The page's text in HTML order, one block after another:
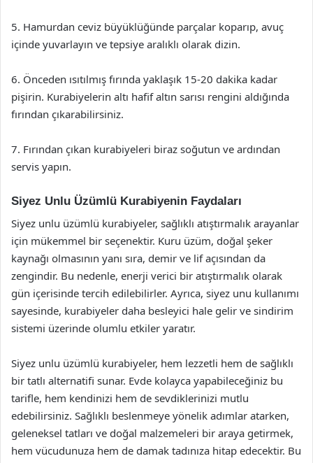
5. Hamurdan ceviz büyüklüğünde parçalar koparıp, avuç
içinde yuvarlayın ve tepsiye aralıklı olarak dizin.
6. Önceden ısıtılmış fırında yaklaşık 15-20 dakika kadar
pişirin. Kurabiyelerin altı hafif altın sarısı rengini aldığında
fırından çıkarabilirsiniz.
7. Fırından çıkan kurabiyeleri biraz soğutun ve ardından
servis yapın.
Siyez Unlu Üzümlü Kurabiyenin Faydaları
Siyez unlu üzümlü kurabiyeler, sağlıklı atıştırmalık arayanlar
için mükemmel bir seçenektir. Kuru üzüm, doğal şeker
kaynağı olmasının yanı sıra, demir ve lif açısından da
zengindir. Bu nedenle, enerji verici bir atıştırmalık olarak
gün içerisinde tercih edilebilirler. Ayrıca, siyez unu kullanımı
sayesinde, kurabiyeler daha besleyici hale gelir ve sindirim
sistemi üzerinde olumlu etkiler yaratır.
Siyez unlu üzümlü kurabiyeler, hem lezzetli hem de sağlıklı
bir tatlı alternatifi sunar. Evde kolayca yapabileceğiniz bu
tarifle, hem kendinizi hem de sevdiklerinizi mutlu
edebilirsiniz. Sağlıklı beslenmeye yönelik adımlar atarken,
geleneksel tatları ve doğal malzemeleri bir araya getirmek,
hem vücudunuza hem de damak tadınıza hitap edecektir. Bu